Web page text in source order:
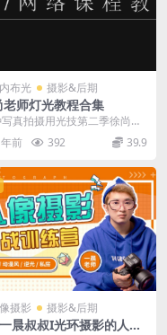
布光 摄影&后期
老师灯光教程合集
真拍摄用光技第二季徐尚网
徐尚老师第一季精剪版打光
├── 第...
前 392 39.9
摄影 摄影&后期
晨叔叔I光环摄影的人像